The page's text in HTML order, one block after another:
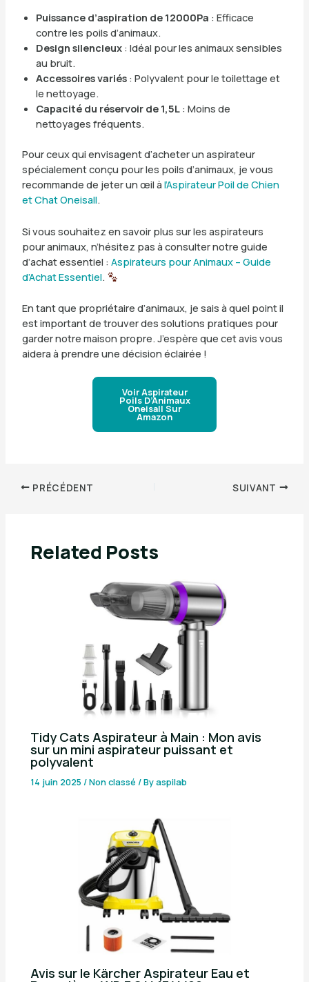
Puissance d’aspiration de 12000Pa : Efficace
contre les poils d’animaux.
Design silencieux: Idéal pour les animaux sensibles
au bruit.
Accessoires variés: Polyvalent pour le toilettage et
le nettoyage.
Capacité du réservoir de 1,5L: Moins de
nettoyages fréquents.
Pour ceux qui envisagent d’acheter un aspirateur
spécialement conçu pour les poils d’animaux, je vous
recommande de jeter un œil à l’Aspirateur Poil de Chien
et Chat Oneisall.
Si vous souhaitez en savoir plus sur les aspirateurs
pour animaux, n’hésitez pas à consulter notre guide
d’achat essentiel : Aspirateurs pour Animaux – Guide
d’Achat Essentiel.
En tant que propriétaire d’animaux, je sais à quel point il
est important de trouver des solutions pratiques pour
garder notre maison propre. J’espère que cet avis vous
aidera à prendre une décision éclairée !
Voir Aspirateur
Poils D’Animaux
Oneisall Sur
Amazon
PRÉCÉDENT SUIVANT
Related Posts
Tidy Cats Aspirateur à Main : Mon avis
sur un mini aspirateur puissant et
polyvalent
14 juin 2025 /Non classé / Byaspilab
Avis sur le Kärcher Aspirateur Eau et